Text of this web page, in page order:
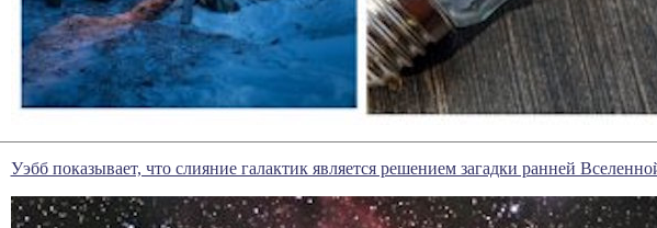
Уэбб показывает, что слияние галактик является решением загадки ранней